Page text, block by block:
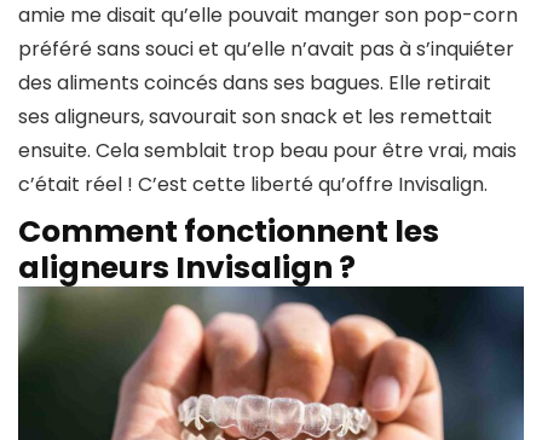
amie me disait qu’elle pouvait manger son pop-corn
préféré sans souci et qu’elle n’avait pas à s’inquiéter
des aliments coincés dans ses bagues. Elle retirait
ses aligneurs, savourait son snack et les remettait
ensuite. Cela semblait trop beau pour être vrai, mais
c’était réel ! C’est cette liberté qu’offre Invisalign.
Comment fonctionnent les
aligneurs Invisalign ?